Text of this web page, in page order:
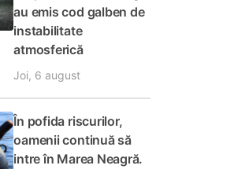
au emis cod galben de
instabilitate
atmosferică
Joi, 6 august
În pofida riscurilor,
oamenii continuă să
intre în Marea Neagră.